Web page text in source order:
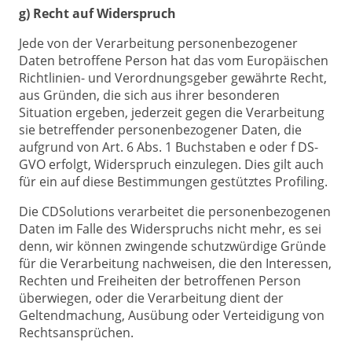
g) Recht auf Widerspruch
Jede von der Verarbeitung personenbezogener
Daten betroffene Person hat das vom Europäischen
Richtlinien- und Verordnungsgeber gewährte Recht,
aus Gründen, die sich aus ihrer besonderen
Situation ergeben, jederzeit gegen die Verarbeitung
sie betreffender personenbezogener Daten, die
aufgrund von Art. 6 Abs. 1 Buchstaben e oder f DS-
GVO erfolgt, Widerspruch einzulegen. Dies gilt auch
für ein auf diese Bestimmungen gestütztes Profiling.
Die CDSolutions verarbeitet die personenbezogenen
Daten im Falle des Widerspruchs nicht mehr, es sei
denn, wir können zwingende schutzwürdige Gründe
für die Verarbeitung nachweisen, die den Interessen,
Rechten und Freiheiten der betroffenen Person
überwiegen, oder die Verarbeitung dient der
Geltendmachung, Ausübung oder Verteidigung von
Rechtsansprüchen.